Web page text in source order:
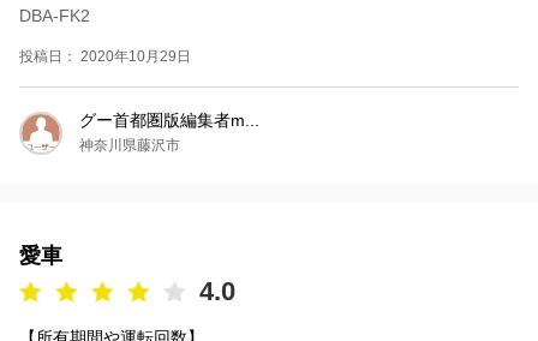
DBA-FK2
投稿日： 2020年10月29日
グー首都圏版編集者m...
神奈川県藤沢市
愛車
4.0
【所有期間や運転回数】